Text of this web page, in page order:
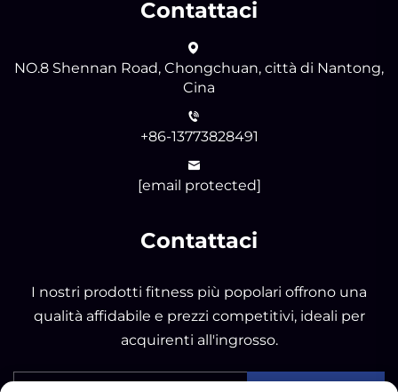
Contattaci
NO.8 Shennan Road, Chongchuan, città di Nantong,
Cina
+86-13773828491
[email protected]
Contattaci
I nostri prodotti fitness più popolari offrono una
qualità affidabile e prezzi competitivi, ideali per
acquirenti all'ingrosso.